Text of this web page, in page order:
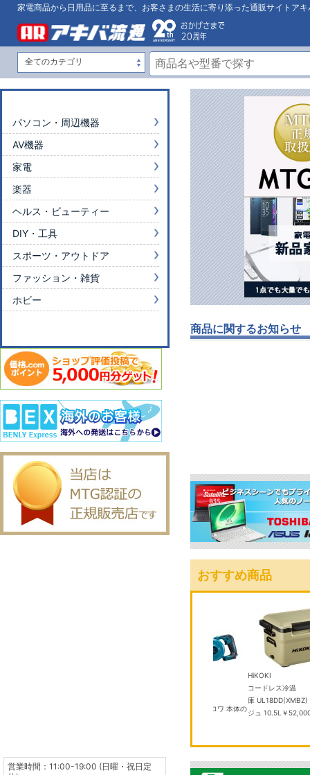
家電商品から日用品に至るまで、お客さまの生活に寄り添った通販サイトアキ
商品に関するお知らせ
おすすめ商品
UB185DZ 充電式ブロワ 本体の
HiKOKI
コードレス冷温
庫 UL18DD(XMBZ)
ジュ 10.5L￥52,000
パソコン・周辺機器
AV機器
家電
楽器
ヘルス・ビューティー
DIY・工具
スポーツ・アウトドア
ファッション・雑貨
ホビー
営業時間：11:00-19:00 (日曜・祝日定